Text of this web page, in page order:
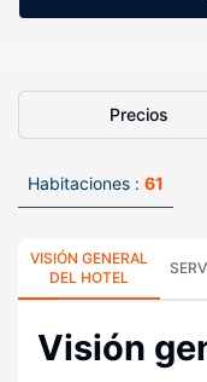
Precios
Habitaciones : 61
VISIÓN GENERAL
DEL HOTEL
Visión